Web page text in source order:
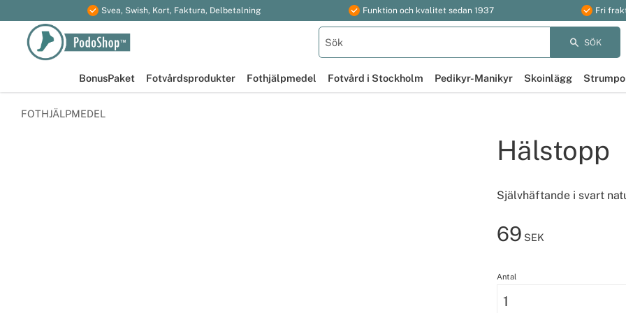
Svea, Swish, Kort, Faktura, Delbetalning Funktion och kvalitet sedan 1937 Fri
SÖK
BonusPaket Fotvårdsprodukter Fothjälpmedel Fotvård i Stockholm Pedikyr-Manikyr Skoinlägg
FOTHJÄLPMEDEL
Hälstopp
Självhäftande i svart
69 SEK
Antal